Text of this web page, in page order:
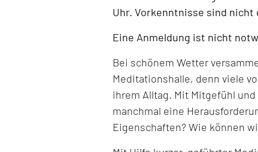
Uhr. Vorkenntnisse sind
Eine Anmeldung ist nicht
Bei schönem Wetter
Meditationshalle, denn viele
ihrem Alltag. Mit Mitgefühl
manchmal eine
Eigenschaften? Wie können